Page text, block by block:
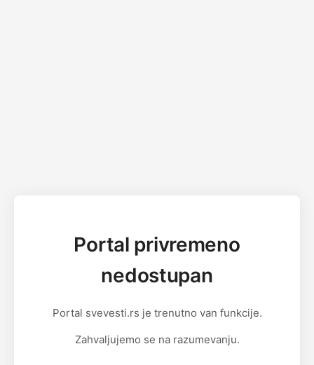
Portal privremeno
nedostupan
Portal svevesti.rs je trenutno van funkcije.
Zahvaljujemo se na razumevanju.